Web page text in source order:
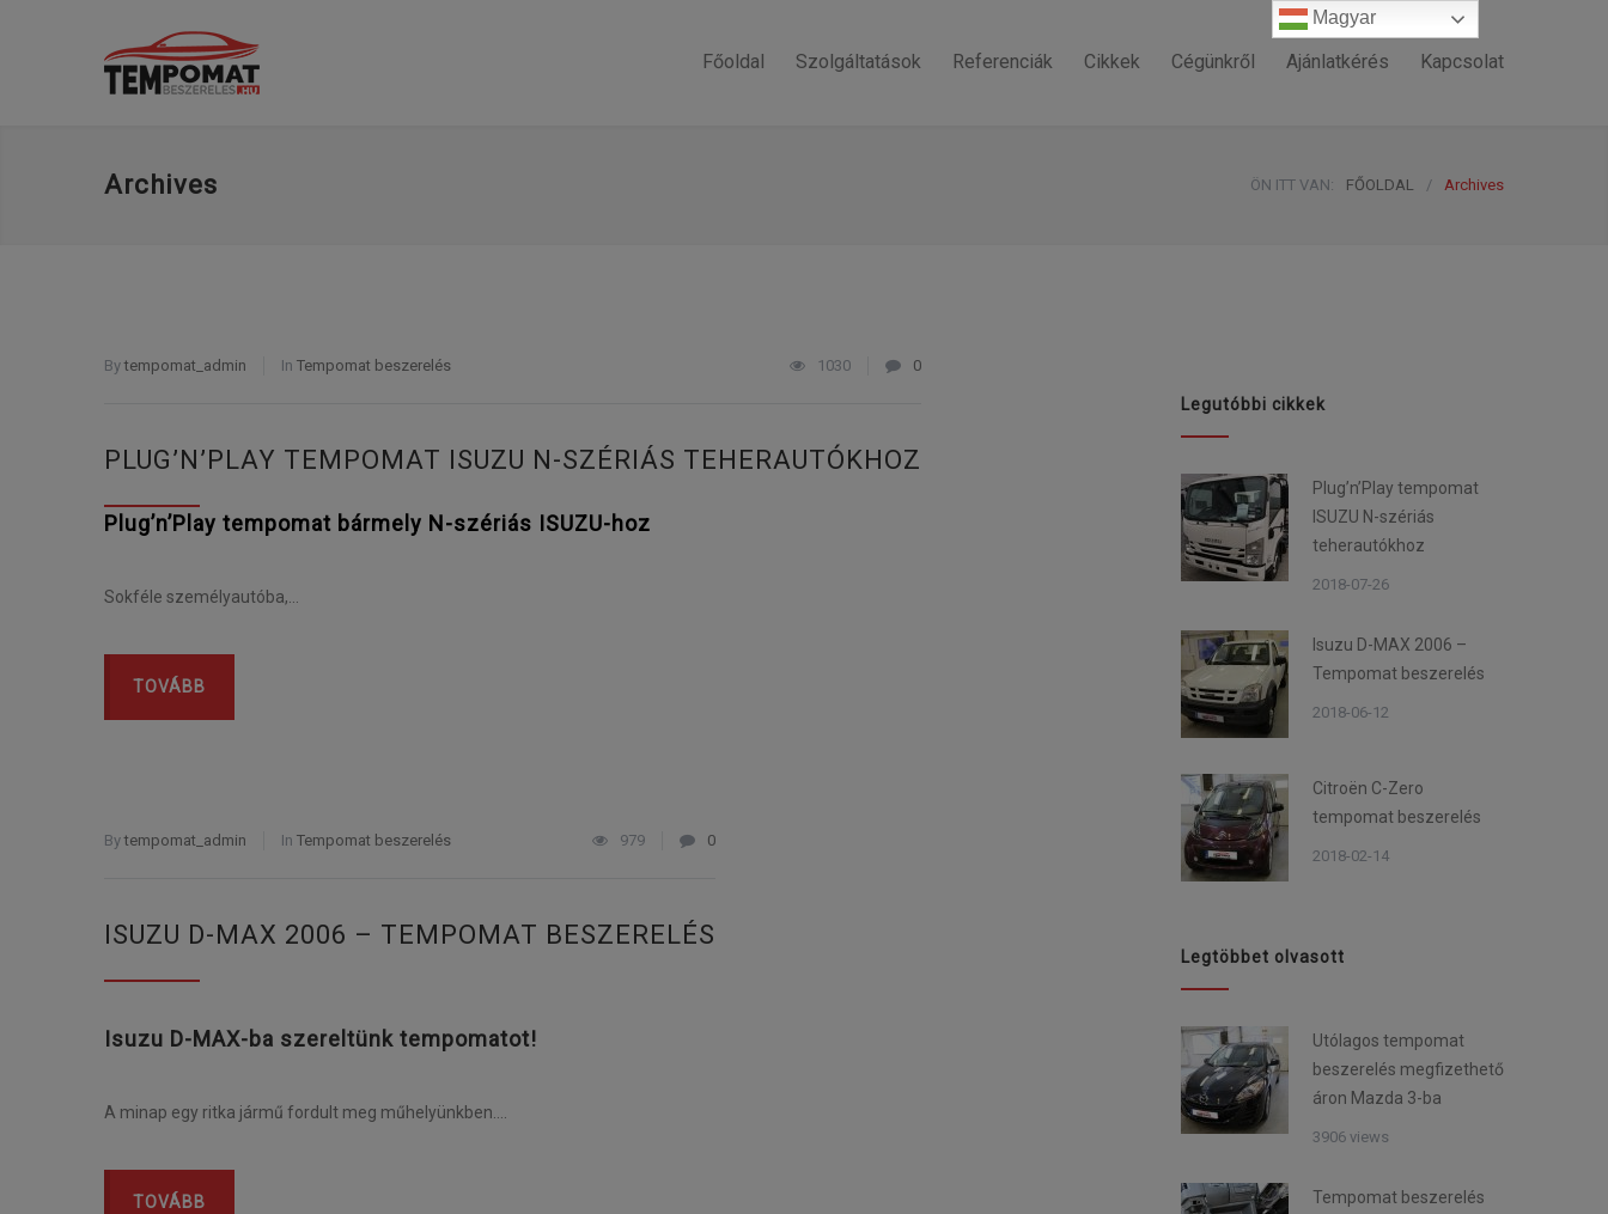
Főoldal Szolgáltatások Referenciák Cikkek Cégünkről Ajánlatkérés Kapcsolat
Archives ÖN ITT VAN: FŐOLDAL / Archives
Bytempomat_admin In Tempomat beszerelés 1030 0
PLUG’N’PLAY TEMPOMAT ISUZU N-SZÉRIÁS TEHERAUTÓKHOZ
Plug’n’Play tempomat bármely N-szériás ISUZU-hoz
Sokféle személyautóba,…
TOVÁBB
Bytempomat_admin In Tempomat beszerelés 979 0
ISUZU D-MAX 2006 – TEMPOMAT BESZERELÉS
Isuzu D-MAX-ba szereltünk tempomatot!
A minap egy ritka jármű fordult meg műhelyünkben….
TOVÁBB
Legutóbbi cikkek
Plug’n’Play tempomat
ISUZU N-szériás
teherautókhoz
2018-07-26
Isuzu D-MAX 2006 –
Tempomat beszerelés
2018-06-12
Citroën C-Zero
tempomat beszerelés
2018-02-14
Legtöbbet olvasott
Utólagos tempomat
beszerelés megfizethető
áron Mazda 3-ba
3906 views
Tempomat beszerelés
Magyar